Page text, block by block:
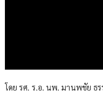
โดย รศ. ร.อ. นพ. มานพชัย ธ